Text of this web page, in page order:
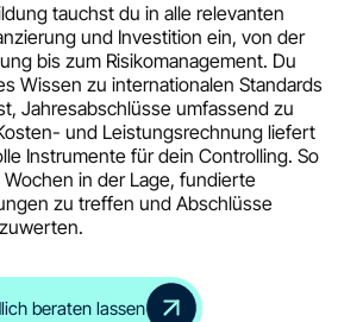
tauchst du in alle relevanten
und Investition ein, von der
bis zum Risikomanagement. Du
Wissen zu internationalen Standards
Jahresabschlüsse umfassend zu
und Leistungsrechnung liefert
Instrumente für dein Controlling. So
in der Lage, fundierte
zu treffen und Abschlüsse
beraten lassen